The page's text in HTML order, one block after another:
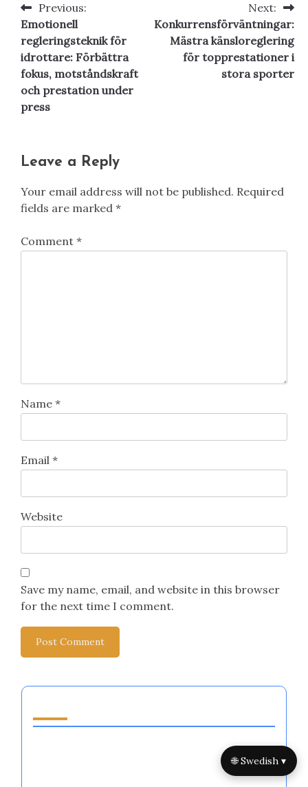
Post
navigation
Previous:
Emotionell
regleringsteknik för
idrottare: Förbättra
fokus, motståndskraft
och prestation under
press
Next:
Konkurrensförväntningar:
Mästra känsloreglering
för topprestationer i
stora sporter
Leave a Reply
Your email address will not be published. Required
fields are marked *
Comment *
Name *
Email *
Website
Save my name, email, and website in this browser
for the next time I comment.
Är det bättre att vara älskad eller fruktad i
🌐 Swedish ▾